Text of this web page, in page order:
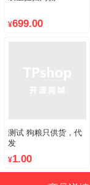
¥699.00
测试 狗粮只供货，代
发
¥1.00